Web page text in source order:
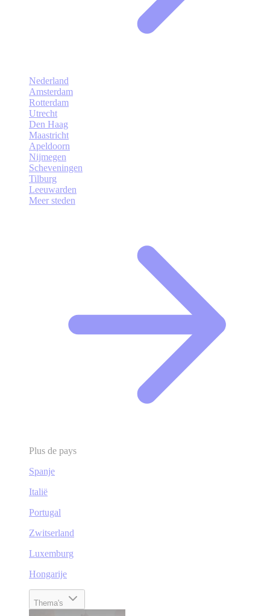
Nederland
Amsterdam
Rotterdam
Utrecht
Den Haag
Maastricht
Apeldoorn
Nijmegen
Scheveningen
Tilburg
Leeuwarden
Meer steden
Plus de pays
Spanje
Italië
Portugal
Zwitserland
Luxemburg
Hongarije
Thema's